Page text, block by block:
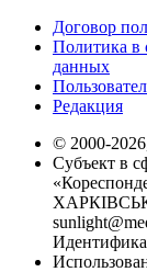
Договор
Политика в
данных
Редакция
© 2000-
Субъект в